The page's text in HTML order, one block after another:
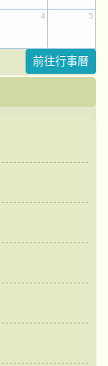
4
5
前往行事曆